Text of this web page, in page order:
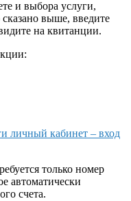
и выбора услуги,
выше, введите
на квитанции.
личный кабинет – вход
только номер
автоматически
счета.